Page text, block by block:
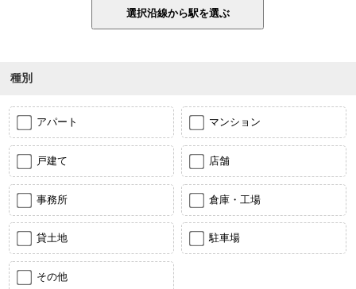
種別
アパート マンション
戸建て 店舗
事務所 倉庫・工場
貸土地 駐車場
その他